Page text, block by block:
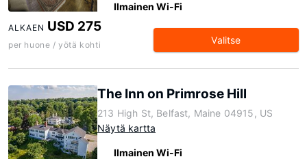
Ilmainen Wi-Fi
ALKAEN USD 275
per huone / yötä kohti Valitse
The Inn on Primrose Hill
213 High St, Belfast, Maine 04915, US
Näytä kartta
Ilmainen Wi-Fi